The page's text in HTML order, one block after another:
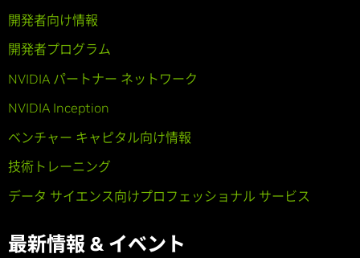
開発者向け情報
開発者プログラム
NVIDIA パートナー ネットワーク
NVIDIA Inception
ベンチャー キャピタル向け情報
技術トレーニング
データ サイエンス向けプロフェッショナル サービス
最新情報 & イベント